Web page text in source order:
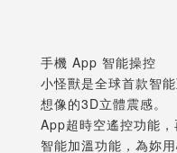
手機 App 智能操控
小怪獸是全球首款智
想像的3D立體震感。
App超時空遙控功能
智能加溫功能，為妳